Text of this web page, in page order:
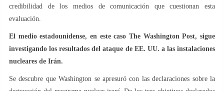
credibilidad de los medios de comunicación que cuestionan esta
evaluación.
El medio estadounidense, en este caso The Washington Post, sigue
investigando los resultados del ataque de EE. UU. a las instalaciones
nucleares de Irán.
Se descubre que Washington se apresuró con las declaraciones sobre la